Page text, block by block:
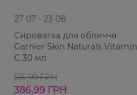
27 07 - 23 08
Сироватка для обличчя
Garnier Skin Naturals Vitamin
C 30 мл
515,99 ГРН
386,99 ГРН